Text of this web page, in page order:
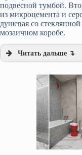
подвесной тумбой.
из микроцемента и
душевая со
мозаичном коробе.
Читать дальше ↴